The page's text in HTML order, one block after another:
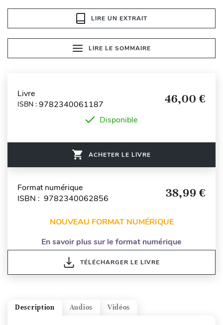
LIRE UN EXTRAIT
LIRE LE SOMMAIRE
Livre
ISBN : 9782340061187 46,00 €
Disponible
ACHETER LE LIVRE
Format numérique
ISBN : 9782340062856
38,99 €
NOUVEAU FORMAT NUMÉRIQUE
En savoir plus sur le format numérique
TÉLÉCHARGER LE LIVRE
Vidéos
Audios
Description